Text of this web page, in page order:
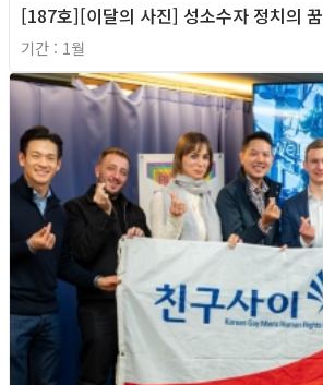
[187호][이달의 사진] 성소수자 정치의 꿈
기간 : 1월